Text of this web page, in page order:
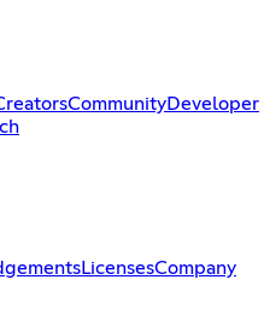
CommunityDeveloper
LicensesCompany